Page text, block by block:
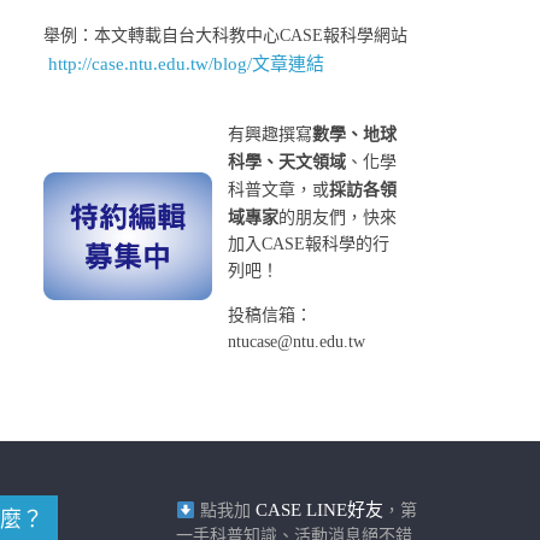
舉例：本文轉載自台大科教中心CASE報科學網站
http://case.ntu.edu.tw/blog/文章連結
有興趣撰寫數學、地球
科學、天文領域 、化學
科普文章，或採訪各領
域專家的朋友們，快來
加入CASE報科學的行
列吧！
投稿信箱：
ntucase@ntu.edu.tw
？ 點我加 CASE LINE好友 ，第
一手科普知識、活動消息絕不錯